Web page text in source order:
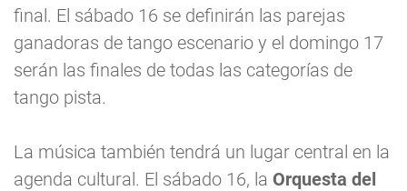
final. El sábado 16 se definirán las parejas
ganadoras de tango escenario y el domingo 17
serán las finales de todas las categorías de
tango pista.
La música también tendrá un lugar central en la
agenda cultural. El sábado 16, la Orquesta del